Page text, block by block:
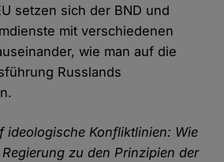
setzen sich der BND und
mit verschiedenen
wie man auf die
Russlands
ideologische Konfliktlinien: Wie
zu den Prinzipien der